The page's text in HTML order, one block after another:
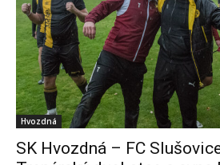
Hvozdná
SK Hvozdná – FC